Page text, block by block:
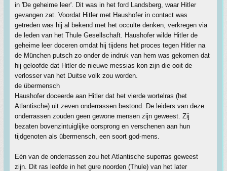
in 'De geheime leer'. Dit was in het ford Landsberg, waar Hitler
gevangen zat. Voordat Hitler met Haushofer in contact was
getreden was hij al bekend met het occulte denken, verkregen via
de leden van het Thule Gesellschaft. Haushofer wilde Hitler de
geheime leer doceren omdat hij tijdens het proces tegen Hitler na
de München putsch zo onder de indruk van hem was gekomen dat
hij geloofde dat Hitler de nieuwe messias kon zijn die ooit de
verlosser van het Duitse volk zou worden.
de übermensch
Haushofer doceerde aan Hitler dat het vierde wortelras (het
Atlantische) uit zeven onderrassen bestond. De leiders van deze
onderrassen zouden geen gewone mensen zijn geweest. Zij
bezaten bovenzintuiglijke oorsprong en verschenen aan hun
tijdgenoten als übermensch, een soort god-mens.
Eén van de onderrassen zou het Atlantische superras geweest
zijn. Dit ras leefde in het gure noorden (Thule) van het later